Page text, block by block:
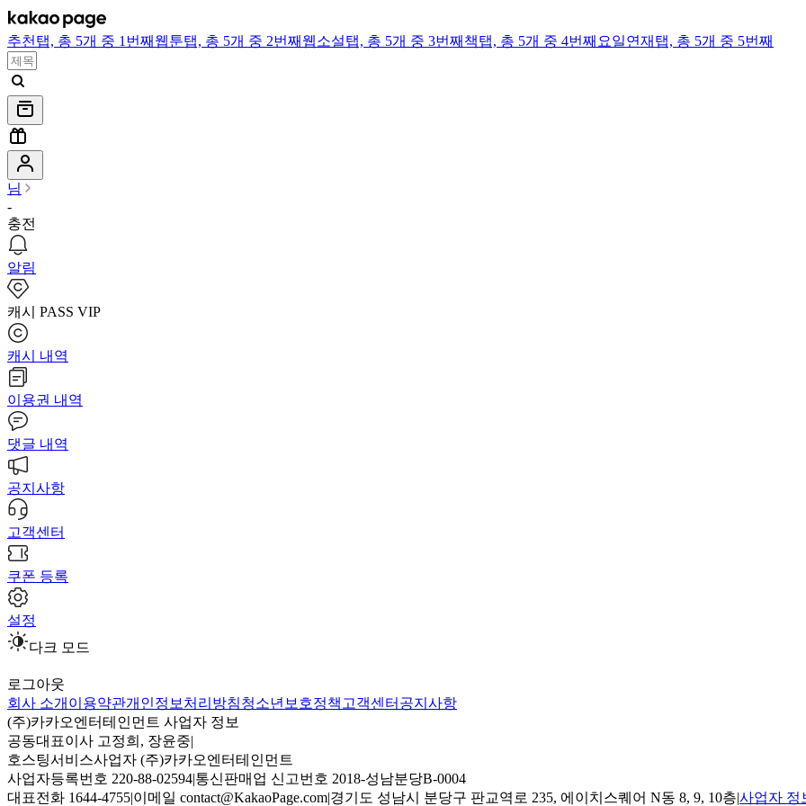
추천 탭, 총 5개 중 1번째 웹툰탭, 총 5개 중 2번째 웹소설탭, 총 5개 중 3번째 책탭, 총 5개 중 4번째 요일연재 탭, 총 5개 중 5번째
님
-
충전
알림
캐시 PASS VIP
캐시 내역
이용권 내역
댓글 내역
공지사항
고객센터
쿠폰 등록
설정
다크 모드
로그아웃
회사 소개 이용약관개인정보처리방침청소년보호정책 고객센터 공지사항
(주)카카오엔터테인먼트 사업자 정보
공동대표이사 고정희, 장윤중|
호스팅서비스사업자 (주)카카오엔터테인먼트
사업자등록번호 220-88-02594|통신판매업 신고번호 2018-성남분당B-0004
대표전화 1644-4755|이메일 contact@KakaoPage.com|경기도 성남시 분당구 판교역로 235, 에이치스퀘어 N동 8, 9, 10층|사업자 정